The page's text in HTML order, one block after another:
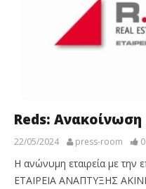
Reds: Ανακοίνωση
22/05/2024 press-room 0
Η ανώνυμη εταιρεία με
ΕΤΑΙΡEΙΑ ΑΝΑΠΤΥΞΗΣ